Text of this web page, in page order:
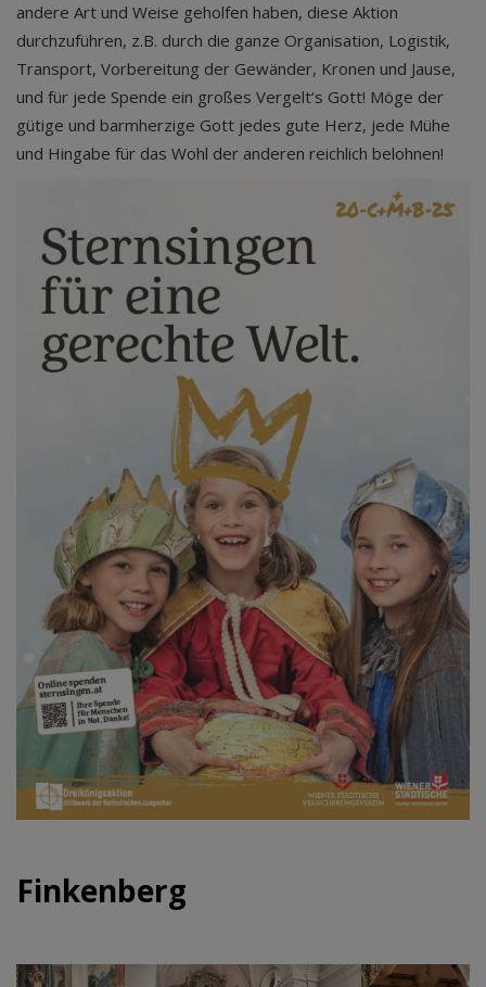
andere Art und Weise geholfen haben, diese Aktion
durchzuführen, z.B. durch die ganze Organisation, Logistik,
Transport, Vorbereitung der Gewänder, Kronen und Jause,
und für jede Spende ein großes Vergelt‘s Gott! Möge der
gütige und barmherzige Gott jedes gute Herz, jede Mühe
und Hingabe für das Wohl der anderen reichlich belohnen!
Finkenberg